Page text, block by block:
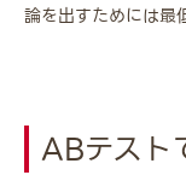
論を出すためには最
ABテスト